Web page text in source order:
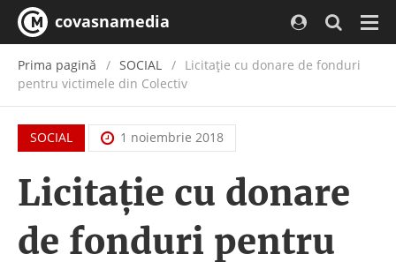
covasnamedia
Prima pagină SOCIAL
Licitație cu donare de fonduri
pentru victimele din Colectiv
SOCIAL 1 noiembrie 2018
Licitație cu donare
de fonduri pentru